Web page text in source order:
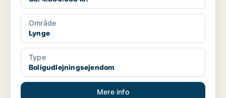
Område
Lynge
Type
Boligudlejningsejendom
Mere info